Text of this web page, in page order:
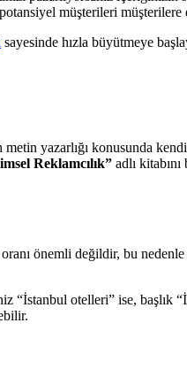
müşterileri müşterilere
sayesinde hızla büyütmeye
yazarlığı konusunda
Reklamcılık” adlı
önemli değildir, bu
otelleri” ise, başlık